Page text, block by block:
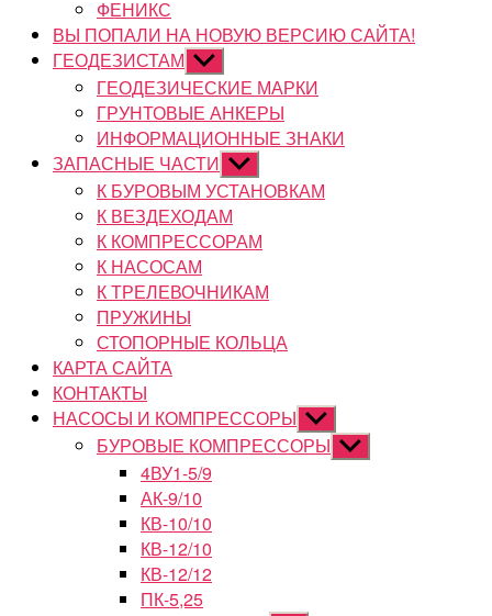
ФЕНИКС
ВЫ ПОПАЛИ НА НОВУЮ ВЕРСИЮ САЙТА!
ГЕОДЕЗИСТАМ Показывать
подменю
ГЕОДЕЗИЧЕСКИЕ МАРКИ
ГРУНТОВЫЕ АНКЕРЫ
ИНФОРМАЦИОННЫЕ ЗНАКИ
ЗАПАСНЫЕ ЧАСТИ Показывать
подменю
К БУРОВЫМ УСТАНОВКАМ
К ВЕЗДЕХОДАМ
К КОМПРЕССОРАМ
К НАСОСАМ
К ТРЕЛЕВОЧНИКАМ
ПРУЖИНЫ
СТОПОРНЫЕ КОЛЬЦА
КАРТА САЙТА
КОНТАКТЫ
НАСОСЫ И КОМПРЕССОРЫ Показывать
подменю
БУРОВЫЕ КОМПРЕССОРЫ Показывать
подменю
4ВУ1-5/9
АК-9/10
КВ-10/10
КВ-12/10
КВ-12/12
ПК-5,25